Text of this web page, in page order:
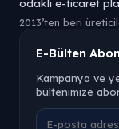
odaklı e-ticaret
2013’ten beri
E-Bülten
Kampanya ve
bültenimize